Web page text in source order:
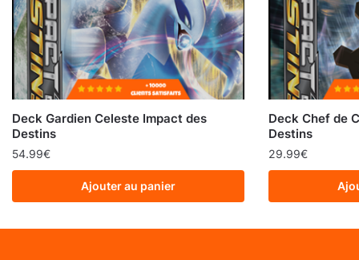
Deck Gardien Celeste Impact des
Destins
54.99€
Ajouter au panier
Deck Chef de
Destins
29.99€